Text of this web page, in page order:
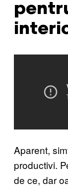
Aparent,
productivi.
de ce, dar